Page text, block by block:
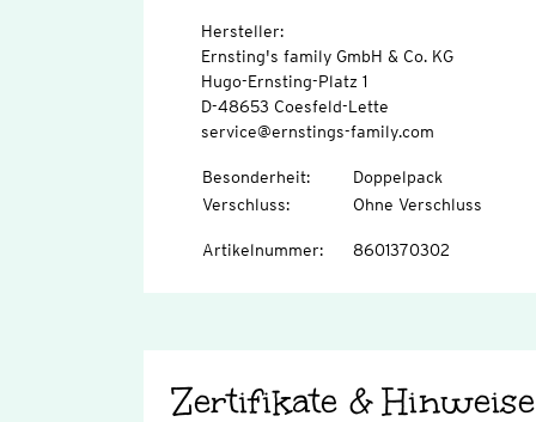
Hersteller:
Ernsting's family GmbH & Co. KG
Hugo-Ernsting-Platz 1
D-48653 Coesfeld-Lette
service@ernstings-family.com
Besonderheit:
Doppelpack
Verschluss: Ohne Verschluss
Artikelnummer: 8601370302
Zertifikate & Hinweise